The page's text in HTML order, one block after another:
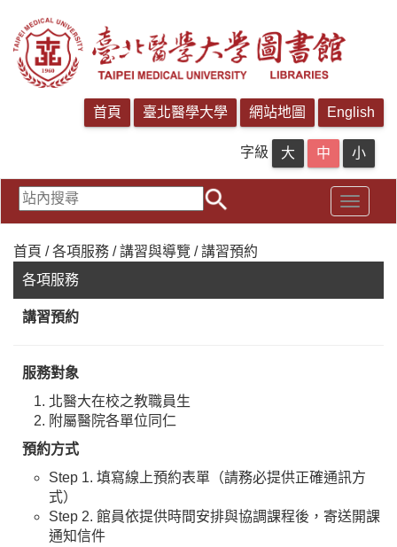
字級
首頁 / 各項服務 / 講習與導覽 / 講習預約
各項服務
講習預約
服務對象
北醫大在校之教職員生
附屬醫院各單位同仁
預約方式
Step 1. 填寫線上預約表單（請務必提供正確通訊方
式）
Step 2. 館員依提供時間安排與協調課程後，寄送開課
通知信件